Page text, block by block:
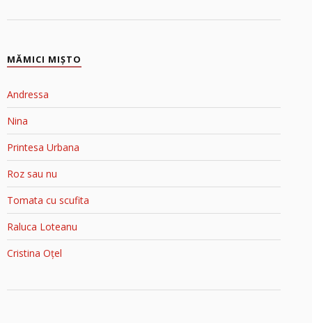
MĂMICI MIŞTO
Andressa
Nina
Printesa Urbana
Roz sau nu
Tomata cu scufita
Raluca Loteanu
Cristina Oțel